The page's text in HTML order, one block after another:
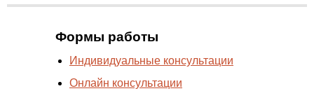
Формы работы
Индивидуальные консультации
Онлайн консультации